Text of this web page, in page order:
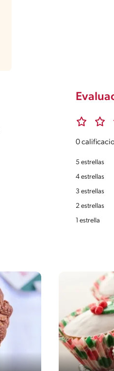
0
5 estrellas
4 estrellas
3 estrellas
2 estrellas
1 estrella